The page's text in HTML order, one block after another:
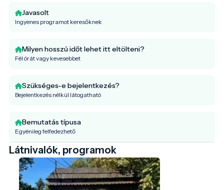
Javasolt
Ingyenes programot keresőknek
Milyen hosszú időt lehet itt eltölteni?
Fél órát vagy kevesebbet
Szükséges-e bejelentkezés?
Bejelentkezés nélkül látogatható
Bemutatás típusa
Egyénileg felfedezhető
Látnivalók, programok